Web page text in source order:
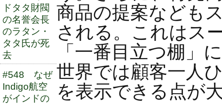
ドタタ財閥
の名誉会長
のラタン・
タタ氏が死
去
#548 なぜ
Indigo航空
がインドの
商品の提案なども
される。これはス
「一番目立つ棚」
世界では顧客一人
を表示できる点が